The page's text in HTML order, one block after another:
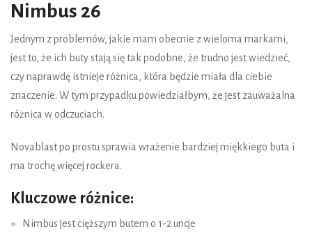
Nimbus 26
Jednym z problemów, jakie mam obecnie z wieloma markami,
jest to, że ich buty stają się tak podobne, że trudno jest wiedzieć,
czy naprawdę istnieje różnica, która będzie miała dla ciebie
znaczenie. W tym przypadku powiedziałbym, że jest zauważalna
różnica w odczuciach.
Novablast po prostu sprawia wrażenie bardziej miękkiego buta i
ma trochę więcej rockera.
Kluczowe różnice:
Nimbus jest cięższym butem o 1-2 uncje